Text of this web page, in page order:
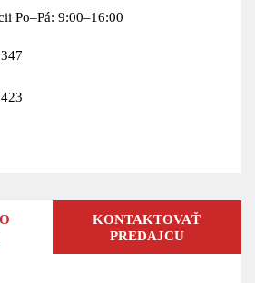
Po–Pá: 9:00–16:00
KONTAKTOVAŤ
PREDAJCU